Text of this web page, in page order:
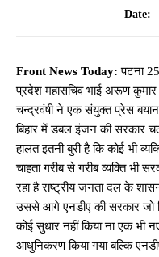
Date:
Front News Today: पटना
प्रदेश महासचिव भाई अरूण कुमार
चन्द्रवंषी ने एक संयुक्त प्रेस
बिहार में डबल इंजन की सरकार चल
हालत इतनी बुरी है कि कोई भी
चाहता गरीब से गरीब व्यक्ति भी
रहा है राष्ट्रीय जनता दल के
उससे आगे एनडीए की सरकार जो
कोई सुधार नहीं किया ना एक भी
आधुनिकरण किया गया बल्कि